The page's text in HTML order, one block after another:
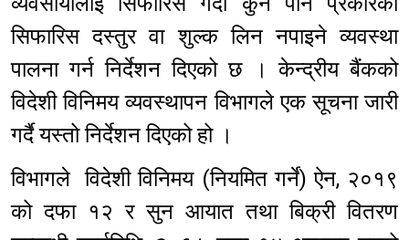
सिफारिस दस्तुर वा शुल्क लिन नपाइने व्यवस्था
पालना गर्न निर्देशन दिएको छ । केन्द्रीय बैंकको
विदेशी विनिमय व्यवस्थापन विभागले एक सूचना जारी
गर्दै यस्तो निर्देशन दिएको हो ।
विभागले विदेशी विनिमय (नियमित गर्ने) ऐन, २०१९
को दफा १२ र सुन आयात तथा बिक्री वितरण